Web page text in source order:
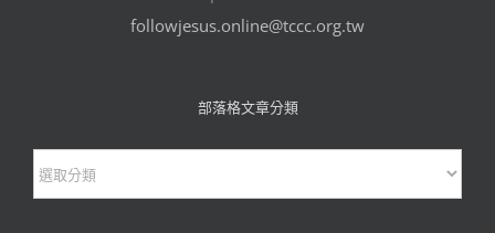
followjesus.online@tccc.org.tw
部落格文章分類
部
落